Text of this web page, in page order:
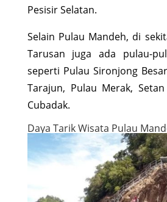
Pesisir Selatan.
Selain Pulau Mandeh, di
Tarusan juga ada pulau-
seperti Pulau Sironjong
Tarajun, Pulau Merak,
Cubadak.
Daya Tarik Wisata Pulau